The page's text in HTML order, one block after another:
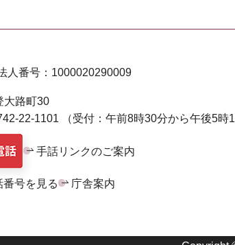
人番号： 1000020290009
路町30
22-1101 （受付：午前8時30分から午後5時
手話リンクのご案内
号を見る 庁舎案内